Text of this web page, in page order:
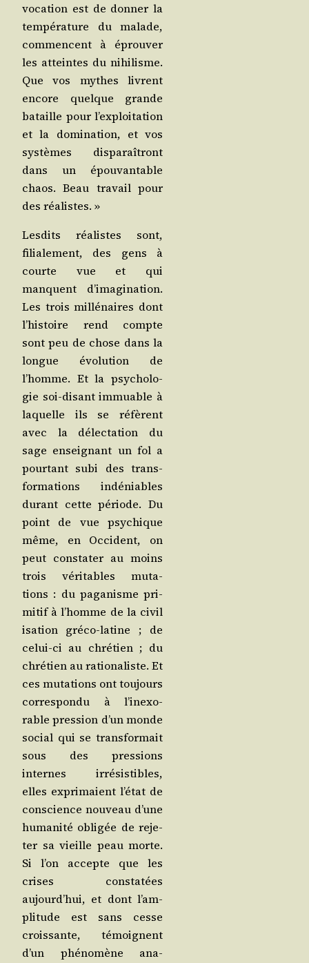
voca­tion est de don­ner la
tem­pé­ra­ture du malade,
com­mencent à éprou­ver
les atteintes du nihi­lisme.
Que vos mythes livrent
encore quelque grande
bataille pour l’ex­ploi­ta­tion
et la domi­na­tion, et vos
sys­tèmes dis­pa­raî­tront
dans un épou­van­table
chaos. Beau tra­vail pour
des réalistes. »
Les­dits réa­listes sont,
filia­le­ment, des gens à
courte vue et qui
manquent d’i­ma­gi­na­tion.
Les trois mil­lé­naires dont
l’his­toire rend compte
sont peu de chose dans la
longue évo­lu­tion de
l’homme. Et la psy­cho­lo­
gie soi-disant immuable à
laquelle ils se réfèrent
avec la délec­ta­tion du
sage ensei­gnant un fol a
pour­tant subi des trans­
for­ma­tions indé­niables
durant cette période. Du
point de vue psy­chique
même, en Occi­dent, on
peut consta­ter au moins
trois véri­tables muta­
tions : du paga­nisme pri­
mi­tif à l’homme de la civi­l
i­sa­tion gré­co-latine ; de
celui-ci au chré­tien ; du
chré­tien au ratio­na­liste. Et
ces muta­tions ont tou­jours
cor­res­pon­du à l’i­nexo­
rable pres­sion d’un monde
social qui se trans­for­mait
sous des pres­sions
internes irré­sis­tibles,
elles expri­maient l’é­tat de
conscience nou­veau d’une
huma­ni­té obli­gée de reje­
ter sa vieille peau morte.
Si l’on accepte que les
crises consta­tées
aujourd’­hui, et dont l’am­
pli­tude est sans cesse
crois­sante, témoignent
d’un phé­no­mène ana­